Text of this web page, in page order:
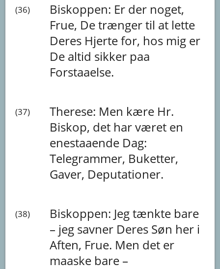
(36) Biskoppen: Er der noget,
Frue, Detrængertil at lette
Deres Hjertefor, hos mig er
De altid sikker paa
Forstaaelse.
(37) Therese: Men kære Hr.
Biskop, det harværet en
enestaaende Dag:
Telegrammer, Buketter,
Gaver, Deputationer.
(38) Biskoppen: Jegtænkte bare
– jeg savner Deres Søn her i
Aften, Frue. Men det er
maaske bare –